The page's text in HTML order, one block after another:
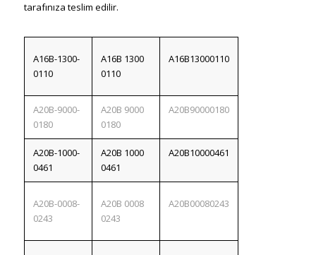
tarafınıza teslim edilir.
A16B-1300-
0110
A16B 1300
0110
A16B13000110
A20B-9000-
0180
A20B 9000
0180
A20B90000180
A20B-1000-
0461
A20B 1000
0461
A20B10000461
A20B-0008-
0243
A20B 0008
0243
A20B00080243